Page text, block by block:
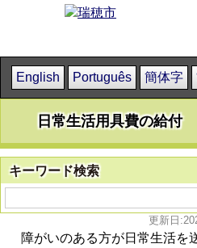
English Português 簡体字
日常生活用具費の給付
キーワード検索
更新日
障がいのある方が日常生活を